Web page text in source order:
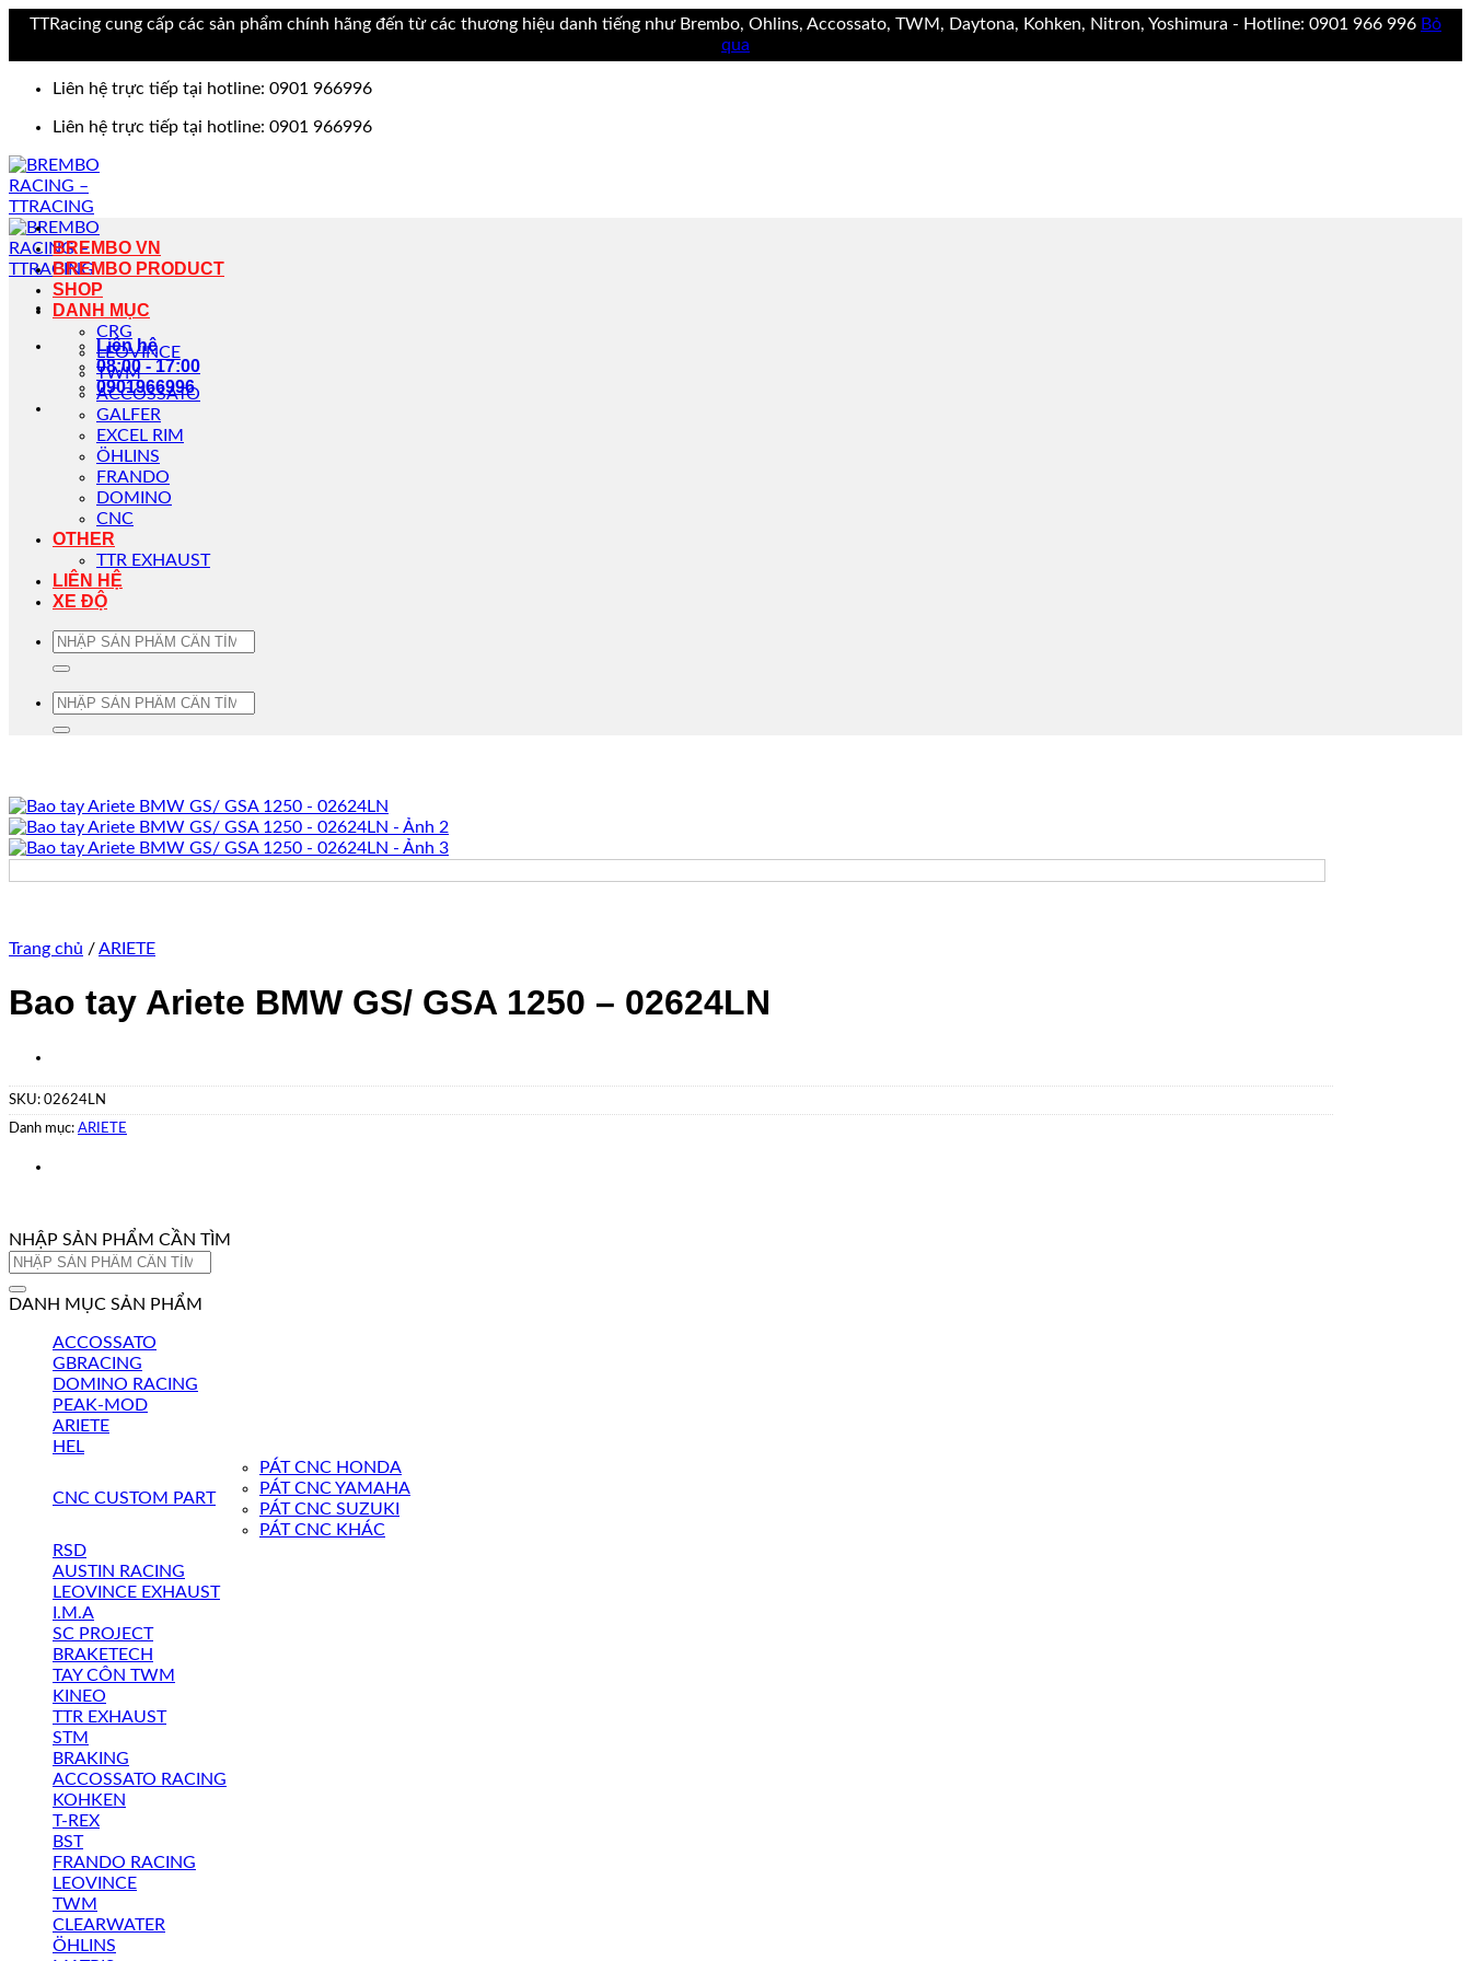
TTRacing cung cấp các sản phẩm chính hãng đến từ các thương hiệu danh tiếng như Brembo, Ohlins, Accossato, TWM, Daytona, Kohken, Nitron, Yoshimura - Hotline: 0901 966 996 Bỏ
qua
dung
Liên hệ trực tiếp tại hotline: 0901 966996
Liên hệ trực tiếp tại hotline: 0901 966996
Liên hệ
08:00 - 17:00
0901966996
BREMBO VN
BREMBO PRODUCT
SHOP
DANH MỤC
CRG
LEOVINCE
TWM
ACCOSSATO
GALFER
EXCEL RIM
ÖHLINS
FRANDO
DOMINO
CNC
OTHER
TTR EXHAUST
LIÊN HỆ
XE ĐỘ
Tìm
Tìm
Trang chủ /ARIETE
Bao tay Ariete BMW GS/ GSA 1250 – 02624LN
SKU: 02624LN
Danh mục: ARIETE
NHẬP SẢN PHẨM CẦN TÌM
Tìm
DANH MỤC SẢN PHẨM
ACCOSSATO
GBRACING
DOMINO RACING
PEAK-MOD
ARIETE
HEL
CNC CUSTOM PART
PÁT CNC HONDA
PÁT CNC YAMAHA
PÁT CNC SUZUKI
PÁT CNC KHÁC
RSD
AUSTIN RACING
LEOVINCE EXHAUST
I.M.A
SC PROJECT
BRAKETECH
TAY CÔN TWM
KINEO
TTR EXHAUST
STM
BRAKING
ACCOSSATO RACING
KOHKEN
T-REX
BST
FRANDO RACING
LEOVINCE
TWM
CLEARWATER
ÖHLINS